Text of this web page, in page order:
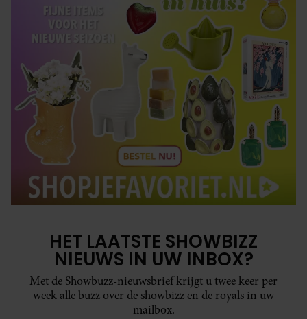
HET LAATSTE SHOWBIZZ
NIEUWS IN UW INBOX?
Met de Showbuzz-nieuwsbrief krijgt u twee keer per
week alle buzz over de showbizz en de royals in uw
mailbox.